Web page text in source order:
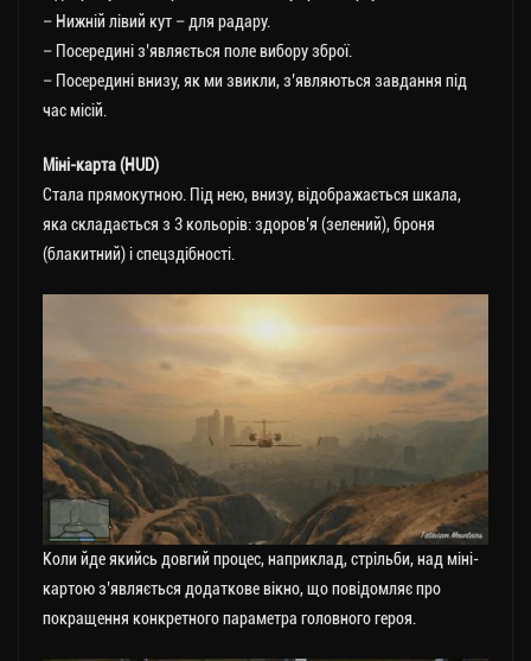
– Нижній лівий кут – для радару.
– Посередині з’являється поле вибору зброї.
– Посередині внизу, як ми звикли, з’являються завдання під
час місій.
Міні-карта (HUD)
Стала прямокутною. Під нею, внизу, відображається шкала,
яка складається з 3 кольорів: здоров’я (зелений), броня
(блакитний) і спецздібності.
Коли йде якийсь довгий процес, наприклад, стрільби, над міні-
картою з’являється додаткове вікно, що повідомляє про
покращення конкретного параметра головного героя.